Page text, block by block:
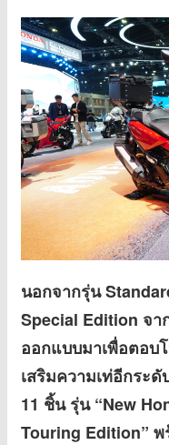
นอกจากรุ่น
Special Edition จา
ออกแบบมาเพื่อตอบ
เสริมความเท่อีกระ
11 ชิ้น รุ่น “New
Touring Edition”